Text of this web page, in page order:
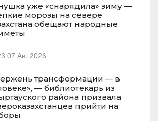
уже «снарядила» зиму —
морозы на севере
обещают народные
07 Авг 2026
трансформации — в
— библиотекарь из
района призвала
прийти на